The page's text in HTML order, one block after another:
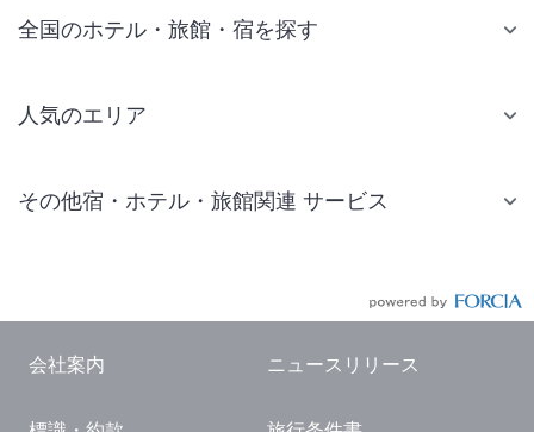
全国のホテル・旅館・宿を探す
人気のエリア
仙台 ホテル
東京ドーム ホテル
その他宿・ホテル・旅館関連 サービス
会社案内 ニュースリリース